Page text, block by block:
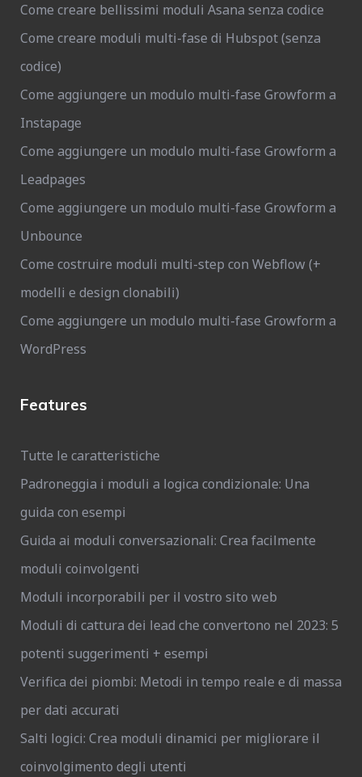
Come creare bellissimi moduli Asana senza codice
Come creare moduli multi-fase di Hubspot (senza
codice)
Come aggiungere un modulo multi-fase Growform a
Instapage
Come aggiungere un modulo multi-fase Growform a
Leadpages
Come aggiungere un modulo multi-fase Growform a
Unbounce
Come costruire moduli multi-step con Webflow (+
modelli e design clonabili)
Come aggiungere un modulo multi-fase Growform a
WordPress
Features
Tutte le caratteristiche
Padroneggia i moduli a logica condizionale: Una
guida con esempi
Guida ai moduli conversazionali: Crea facilmente
moduli coinvolgenti
Moduli incorporabili per il vostro sito web
Moduli di cattura dei lead che convertono nel 2023: 5
potenti suggerimenti + esempi
Verifica dei piombi: Metodi in tempo reale e di massa
per dati accurati
Salti logici: Crea moduli dinamici per migliorare il
coinvolgimento degli utenti